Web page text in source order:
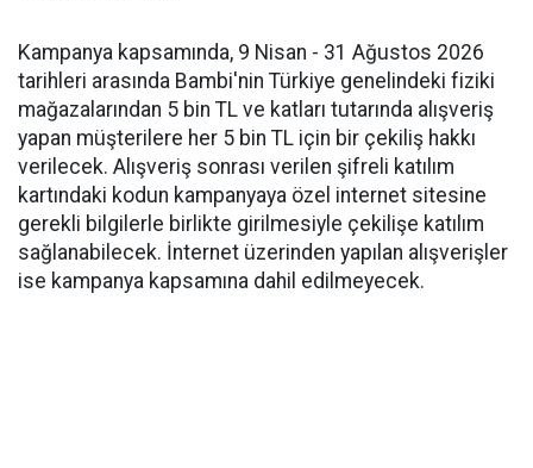
Kampanya kapsamında, 9 Nisan - 31 Ağustos 2026
tarihleri arasında Bambi'nin Türkiye genelindeki fiziki
mağazalarından 5 bin TL ve katları tutarında alışveriş
yapan müşterilere her 5 bin TL için bir çekiliş hakkı
verilecek. Alışveriş sonrası verilen şifreli katılım
kartındaki kodun kampanyaya özel internet sitesine
gerekli bilgilerle birlikte girilmesiyle çekilişe katılım
sağlanabilecek. İnternet üzerinden yapılan alışverişler
ise kampanya kapsamına dahil edilmeyecek.